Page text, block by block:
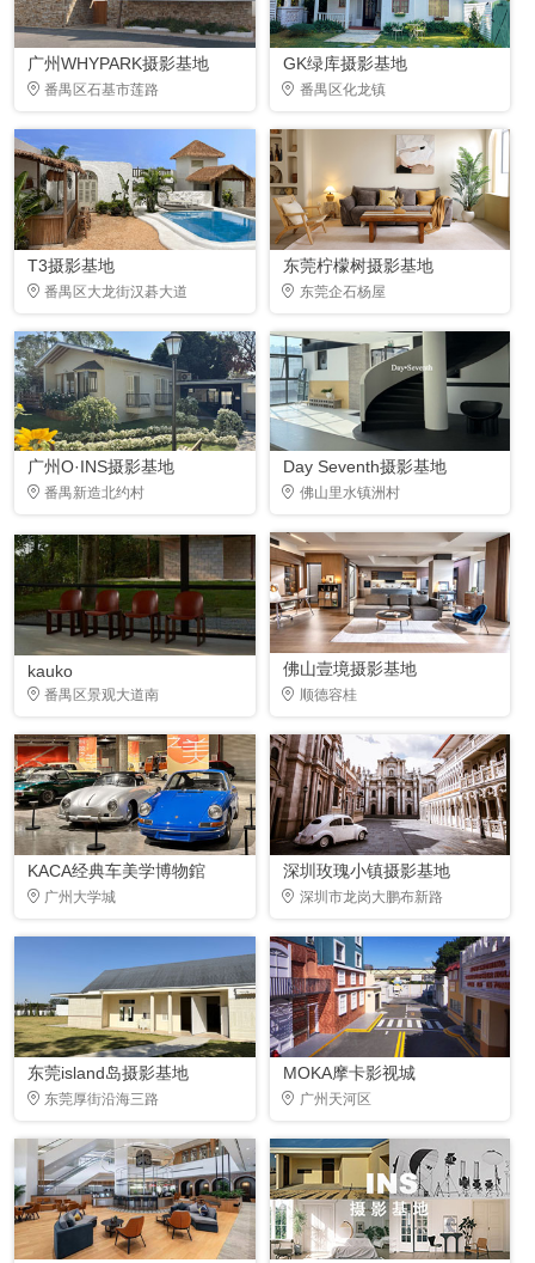
广州WHYPARK摄影基地
番禺区石基市莲路
GK绿库摄影基地
番禺区化龙镇
T3摄影基地
番禺区大龙街汉碁大道
东莞柠檬树摄影基地
东莞企石杨屋
广州O·INS摄影基地
番禺新造北约村
Day Seventh摄影基地
佛山里水镇洲村
kauko
番禺区景观大道南
佛山壹境摄影基地
顺德容桂
KACA经典车美学博物錧
广州大学城
深圳玫瑰小镇摄影基地
深圳市龙岗大鹏布新路
东莞island岛摄影基地
东莞厚街沿海三路
MOKA摩卡影视城
广州天河区